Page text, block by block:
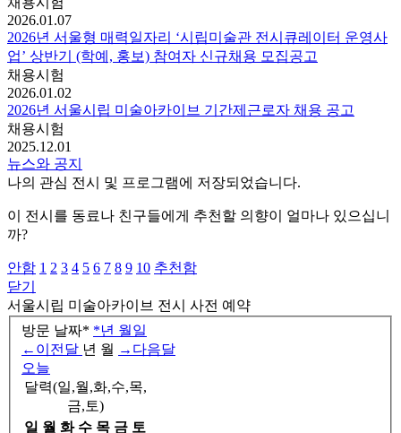
2026.01.07
2026년 서울형 매력일자리 ‘시립미술관 전시큐레이터 운영사
업’ 상반기 (학예, 홍보) 참여자 신규채용 모집공고
채용시험
2026.01.02
2026년 서울시립 미술아카이브 기간제근로자 채용 공고
채용시험
2025.12.01
뉴스와 공지
나의 관심 전시 및 프로그램에 저장되었습니다.
이 전시를 동료나 친구들에게 추천할 의향이 얼마나 있으십니
까?
안함 1 2 3 4 5 6 7 8 9 10 추천함
닫기
서울시립 미술아카이브 전시 사전 예약
방문 날짜* *년 월일
← 이전달 년 월 → 다음달
오늘
달력(일,월,화,수,목,
금,토)
일 월 화 수 목 금 토